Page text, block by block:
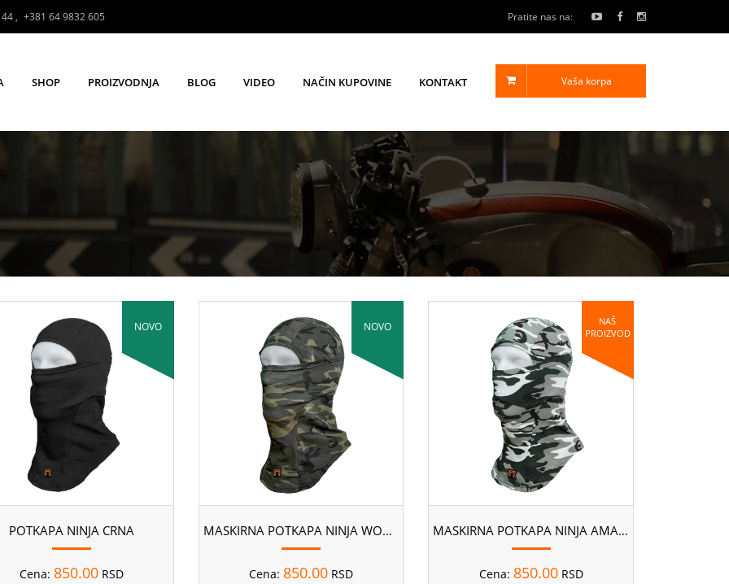
, +381 64 9832 605 Pratite nas na:
Vaša korpa
SHOP PROIZVODNJA BLOG VIDEO NAČIN KUPOVINE KONTAKT
NOVO
POTKAPA NINJA CRNA
Cena: 850.00RSD
NOVO
MASKIRNA POTKAPA NINJA WOODLAND
Cena: 850.00 RSD
NAŠ
PROIZVOD
MASKIRNA POTKAPA NINJA AMAZON
Cena: 850.00RSD